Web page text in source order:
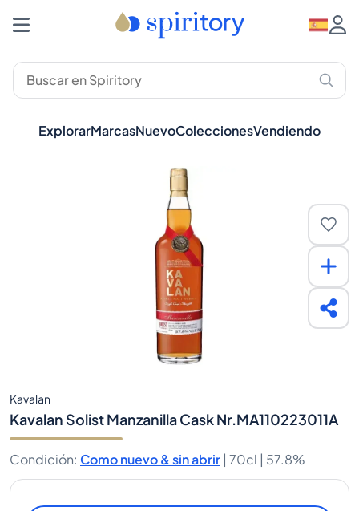
ExplorarMarcasNuevoColeccionesVendiendo
Kavalan
Kavalan Solist Manzanilla Cask Nr.MA110223011A
Condición: Como nuevo & sin abrir | 70cl | 57.8%